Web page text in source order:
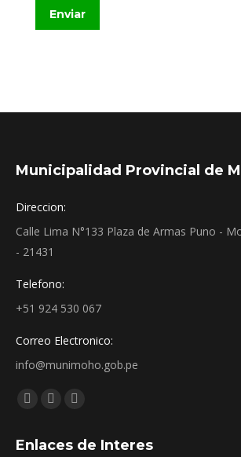
Enviar
Municipalidad Provincial de
Direccion:
Calle Lima N°133 Plaza de Armas Puno -
- 21431
Telefono:
+51 924 530 067
Correo Electronico:
info@munimoho.gob.pe
Encuéntranos en:
Facebook
opens
YouTube
opens
Mail
opens
Enlaces de Interes